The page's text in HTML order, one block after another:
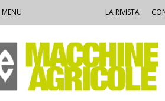
LA RIVISTA
Macchine
Agricole